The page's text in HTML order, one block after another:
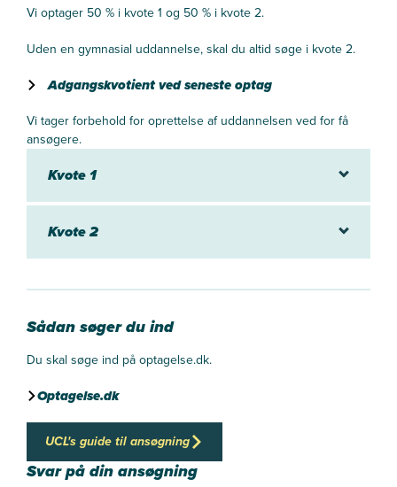
Vi optager 50 % i kvote 1 og 50 % i kvote 2.
Uden en gymnasial uddannelse, skal du altid søge i kvote 2.
Adgangskvotient ved seneste optag
Vi tager forbehold for oprettelse af uddannelsen ved for få
ansøgere.
Kvote 1
Kvote 2
Sådan søger du ind
Du skal søge ind på optagelse.dk.
Optagelse.dk
UCL's guide til ansøgning
Svar på din ansøgning